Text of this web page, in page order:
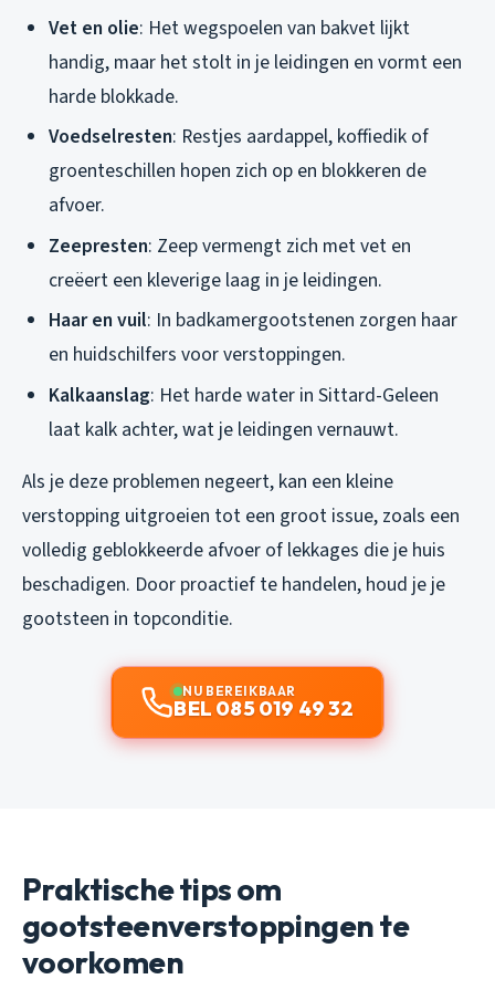
Vet en olie: Het wegspoelen van bakvet lijkt
handig, maar het stolt in je leidingen en vormt een
harde blokkade.
Voedselresten: Restjes aardappel, koffiedik of
groenteschillen hopen zich op en blokkeren de
afvoer.
Zeepresten: Zeep vermengt zich met vet en
creëert een kleverige laag in je leidingen.
Haar en vuil: In badkamergootstenen zorgen haar
en huidschilfers voor verstoppingen.
Kalkaanslag: Het harde water in Sittard-Geleen
laat kalk achter, wat je leidingen vernauwt.
Als je deze problemen negeert, kan een kleine
verstopping uitgroeien tot een groot issue, zoals een
volledig geblokkeerde afvoer of lekkages die je huis
beschadigen. Door proactief te handelen, houd je je
gootsteen in topconditie.
NU BEREIKBAAR
BEL 085 019 49 32
Praktische tips om
gootsteenverstoppingen te
voorkomen